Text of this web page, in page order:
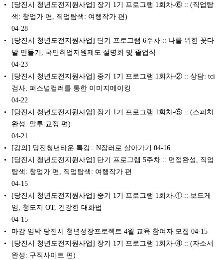
[당진시 청년도전지원사업] 장기 1기 프로그램 1회차-⑥ :: (직업탐
색: 창업가 편, 직업탐색: 여행작가 편)
04-28
[당진시 청년도전지원사업] 단기 프로그램 6주차 :: 나를 위한 꽃다
발 만들기, 국민취업지원제도 설명회 및 졸업식
04-23
[당진시 청년도전지원사업] 중기 1기 프로그램 1회차-② :: 상담: tci
검사, 퍼스널컬러를 통한 이미지메이킹
04-22
[당진시 청년도전지원사업] 장기 1기 프로그램 1회차-⑤ :: (스피치
완성: 말투 교정 편)
04-21
[강의] 당진청년타운 특강:: N잡러로 살아가기 04-16
[당진시 청년도전지원사업] 단기 프로그램 5주차 :: 면접완성, 직업
탐색: 창업가 편, 직업탐색: 여행작가 편
04-15
[당진시 청년도전지원사업] 중기 1기 프로그램 1회차-① :: 보드게
임, 청도지 OT, 건강한 대화법
04-15
마감 임박 당진시 청년성장프로젝트 4월 교육 참여자 모집 04-15
[당진시 청년도전지원사업] 장기 1기 프로그램 1회차-④ :: (자소서
완성: 구직사이트 편)